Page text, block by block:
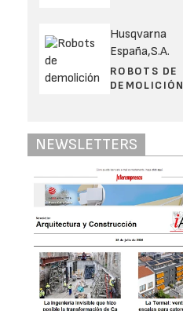
Husqvarna
España,S.A.
ROBOTS DE
DEMOLICIÓN
NEWSLETTERS